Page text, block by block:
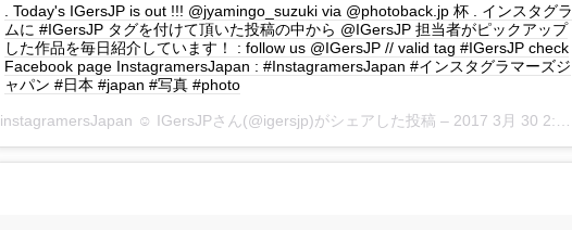
. Today's IGersJP is out !!! @jyamingo_suzuki via @photoback.jp 杯 . インスタグラ
ムに #IGersJP タグを付けて頂いた投稿の中から @IGersJP 担当者がピックアップ
した作品を毎日紹介しています！ : follow us @IGersJP // valid tag #IGersJP check
Facebook page InstagramersJapan : #InstagramersJapan #インスタグラマーズジ
ャパン #日本 #japan #写真 #photo
instagramersJapan ☺︎ IGersJPさん(@igersjp)がシェアした投稿 – 2017 3月 30 2:02午前 PDT